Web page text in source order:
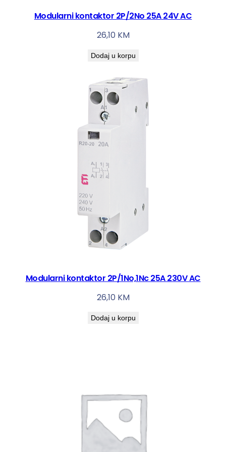
Modularni kontaktor 2P/2No 25A 24V AC
26,10 KM
Dodaj u korpu
Modularni kontaktor 2P/1No,1Nc 25A 230V AC
26,10 KM
Dodaj u korpu